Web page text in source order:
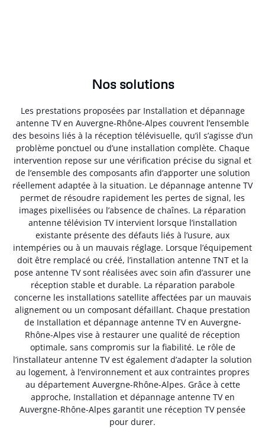
Nos solutions
Les prestations proposées par Installation et dépannage
antenne TV en Auvergne-Rhône-Alpes couvrent l’ensemble
des besoins liés à la réception télévisuelle, qu’il s’agisse d’un
problème ponctuel ou d’une installation complète. Chaque
intervention repose sur une vérification précise du signal et
de l’ensemble des composants afin d’apporter une solution
réellement adaptée à la situation. Le dépannage antenne TV
permet de résoudre rapidement les pertes de signal, les
images pixellisées ou l’absence de chaînes. La réparation
antenne télévision TV intervient lorsque l’installation
existante présente des défauts liés à l’usure, aux
intempéries ou à un mauvais réglage. Lorsque l’équipement
doit être remplacé ou créé, l’installation antenne TNT et la
pose antenne TV sont réalisées avec soin afin d’assurer une
réception stable et durable. La réparation parabole
concerne les installations satellite affectées par un mauvais
alignement ou un composant défaillant. Chaque prestation
de Installation et dépannage antenne TV en Auvergne-
Rhône-Alpes vise à restaurer une qualité de réception
optimale, sans compromis sur la fiabilité. Le rôle de
l’installateur antenne TV est également d’adapter la solution
au logement, à l’environnement et aux contraintes propres
au département Auvergne-Rhône-Alpes. Grâce à cette
approche, Installation et dépannage antenne TV en
Auvergne-Rhône-Alpes garantit une réception TV pensée
pour durer.